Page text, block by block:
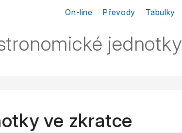
jednotky
ve zkratce
On-line Převody Tabulky